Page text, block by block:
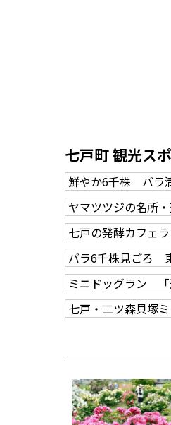
七戸町 観光ス
鮮やか6千株 バラ
ヤマツツジの名所
七戸の発酵カフェ
バラ6千株見ごろ
ミニドッグラン 「
七戸・二ツ森貝塚